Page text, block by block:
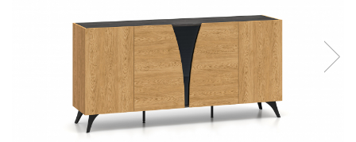
Seturi masa +scaune dining
Suporturi saltea/Somiere/Gratii